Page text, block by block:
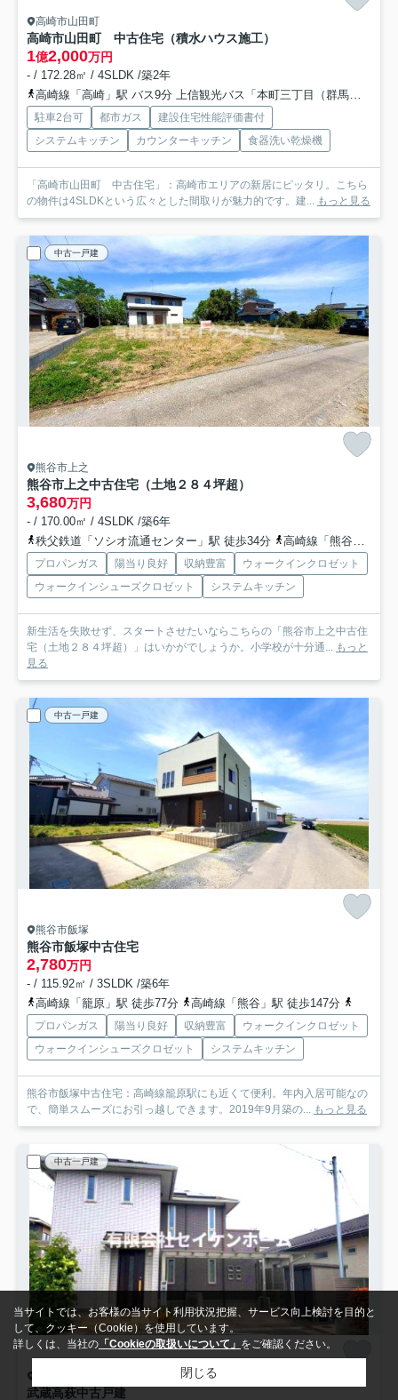
高崎市山田町
高崎市山田町 中古住宅（積水ハウス施工）
1億2,000万円
- / 172.28㎡ / 4SLDK /築2年
高崎線「高崎」駅 バス9分 上信観光バス「本町三丁目（群馬県）」 停歩3分
駐車2台可 都市ガス
建設住宅性能評価書付
システムキッチン
カウンターキッチン 食器洗い乾燥機
「高崎市山田町 中古住宅」：高崎市エリアの新居にピッタリ。こちら
の物件は4SLDKという広々とした間取りが魅力的です。建...
もっと見る
中古一戸建
熊谷市上之
熊谷市上之中古住宅（土地２８４坪超）
3,680万円
- / 170.00㎡ / 4SLDK /築6年
秩父鉄道「ソシオ流通センター」駅 徒歩34分
高崎線「熊谷」駅 徒歩47分
プロパンガス 陽当り良好 収納豊富
ウォークインクロゼット
ウォークインシューズクロゼット
システムキッチン
新生活を失敗せず、スタートさせたいならこちらの「熊谷市上之中古住
宅（土地２８４坪超）」はいかがでしょうか。小学校が十分通... もっと
見る
中古一戸建
熊谷市飯塚
熊谷市飯塚中古住宅
2,780万円
- / 115.92㎡ / 3SLDK /築6年
高崎線「籠原」駅 徒歩77分
高崎線「熊谷」駅 徒歩147分
プロパンガス 陽当り良好 収納豊富
ウォークインクロゼット
ウォークインシューズクロゼット
システムキッチン
熊谷市飯塚中古住宅：高崎線籠原駅にも近くて便利。年内入居可能なの
で、簡単スムーズにお引っ越しできます。2019年9月築の... もっと見る
中古一戸建
武蔵高萩中古戸建
当サイトでは、お客様の当サイト利用状況把握、サービス向上検討を目的と
して、クッキー（Cookie）を使用しています。
詳しくは、当社の 「Cookieの取扱いについて」 をご確認ください。
閉じる